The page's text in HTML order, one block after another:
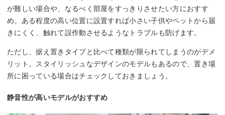
が難しい場合や、なるべく部屋をすっきりさせたい方におすす
め。ある程度の高い位置に設置すれば小さい子供やペットから届
きにくく、触れて誤作動させるようなトラブルも防げます。
ただし、据え置きタイプと比べて種類が限られてしまうのがデメ
リット。スタイリッシュなデザインのモデルもあるので、置き場
所に困っている場合はチェックしておきましょう。
静音性が高いモデルがおすすめ